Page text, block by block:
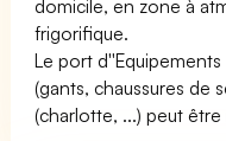
domicile, en zone à
frigorifique.
Le port
(gants, chaussures de
(charlotte, ...) peut être